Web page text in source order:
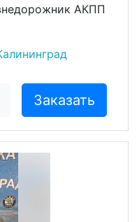
АКПП
Заказать